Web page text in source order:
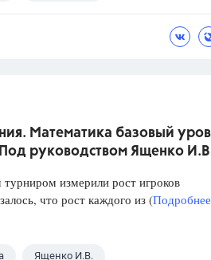
Математика базовый
руководством Ященко
измерили рост игроков
что рост каждого из (
Ященко И.В.